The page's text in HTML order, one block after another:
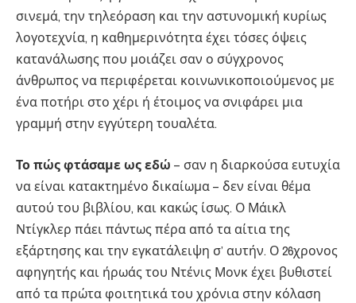
σινεμά, την τηλεόραση και την αστυνομική κυρίως
λογοτεχνία, η καθημερινότητα έχει τόσες όψεις
κατανάλωσης που μοιάζει σαν ο σύγχρονος
άνθρωπος να περιφέρεται κοινωνικοποιούμενος με
ένα ποτήρι στο χέρι ή έτοιμος να σνιφάρει μια
γραμμή στην εγγύτερη τουαλέτα.
Το πώς φτάσαμε ως εδώ – σαν η διαρκούσα ευτυχία
να είναι κατακτημένο δικαίωμα – δεν είναι θέμα
αυτού του βιβλίου, και κακώς ίσως. Ο Μάικλ
Ντίγκλερ πάει πάντως πέρα από τα αίτια της
εξάρτησης και την εγκατάλειψη σ’ αυτήν. Ο 26χρονος
αφηγητής και ήρωάς του Ντένις Μονκ έχει βυθιστεί
από τα πρώτα φοιτητικά του χρόνια στην κόλαση